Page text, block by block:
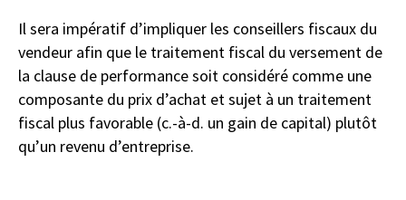
Il sera impératif d’impliquer les conseillers fiscaux du
vendeur afin que le traitement fiscal du versement de
la clause de performance soit considéré comme une
composante du prix d’achat et sujet à un traitement
fiscal plus favorable (c.-à-d. un gain de capital) plutôt
qu’un revenu d’entreprise.